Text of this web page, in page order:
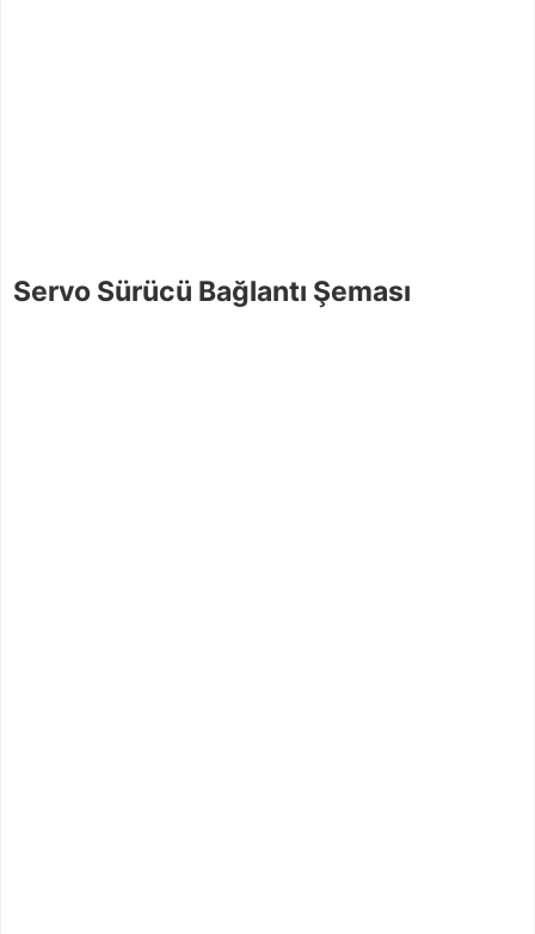
Servo Sürücü Bağlantı Şeması